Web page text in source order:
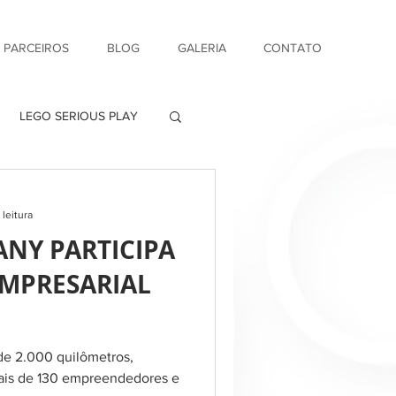
BLOG GALERIA CONTATO
LEGO SERIOUS PLAY
PARTICIPA
2.000 quilômetros,
de 130 empreendedores e
leitura